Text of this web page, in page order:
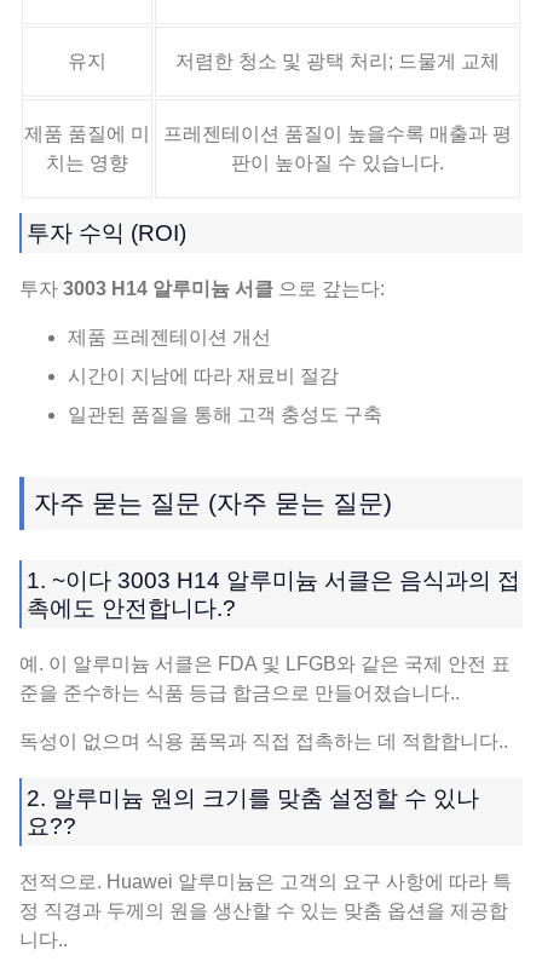
유지 저렴한 청소 및 광택 처리; 드물게 교체
제품 품질에 미
치는 영향
프레젠테이션 품질이 높을수록 매출과 평
판이 높아질 수 있습니다.
투자 수익 (ROI)
투자 3003 H14 알루미늄 서클 으로 갚는다:
제품 프레젠테이션 개선
시간이 지남에 따라 재료비 절감
일관된 품질을 통해 고객 충성도 구축
자주 묻는 질문 (자주 묻는 질문)
1. ~이다 3003 H14 알루미늄 서클은 음식과의 접
촉에도 안전합니다.?
예. 이 알루미늄 서클은 FDA 및 LFGB와 같은 국제 안전 표
준을 준수하는 식품 등급 합금으로 만들어졌습니다..
독성이 없으며 식용 품목과 직접 접촉하는 데 적합합니다..
2. 알루미늄 원의 크기를 맞춤 설정할 수 있나
요??
전적으로. Huawei 알루미늄은 고객의 요구 사항에 따라 특
정 직경과 두께의 원을 생산할 수 있는 맞춤 옵션을 제공합
니다..